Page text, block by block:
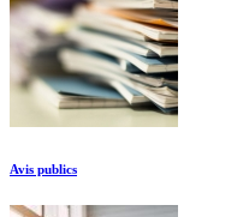
Avis publics